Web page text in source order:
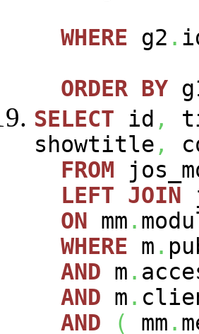
WHERE g2 .
ORDER BY
SELECT id ,
showtitle ,
FROM
LEFT JOIN
ON mm .
WHERE m .
AND m .
AND m .
AND
( mm .